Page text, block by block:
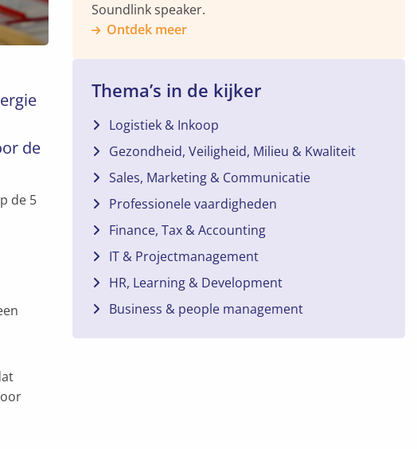
de
de 5
Soundlink speaker.
Ontdek meer
Thema’s in de kijker
Logistiek & Inkoop
Gezondheid, Veiligheid, Milieu & Kwaliteit
Sales, Marketing & Communicatie
Professionele vaardigheden
Finance, Tax & Accounting
IT & Projectmanagement
HR, Learning & Development
Business & people management